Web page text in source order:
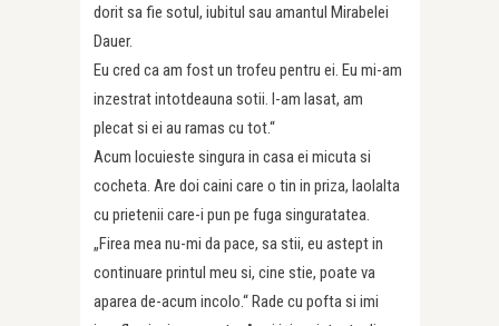
dorit sa fie sotul, iubitul sau amantul Mirabelei
Dauer.
Eu cred ca am fost un trofeu pentru ei. Eu mi-am
inzestrat intotdeauna sotii. I-am lasat, am
plecat si ei au ramas cu tot.“
Acum locuieste singura in casa ei micuta si
cocheta. Are doi caini care o tin in priza, laolalta
cu prietenii care-i pun pe fuga singuratatea.
„Firea mea nu-mi da pace, sa stii, eu astept in
continuare printul meu si, cine stie, poate va
aparea de-acum incolo.“ Rade cu pofta si imi